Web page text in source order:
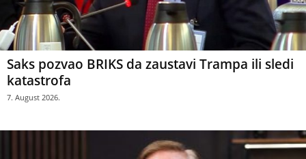
Saks pozvao BRIKS da zaustavi Trampa ili sledi
katastrofa
7. August 2026.